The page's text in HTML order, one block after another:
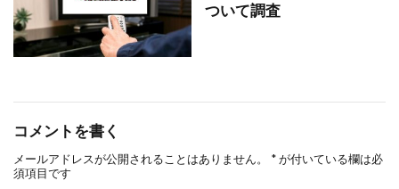
ついて調査
コメントを書く
メールアドレスが公開されることはありません。 *が付いている欄は必
須項目です